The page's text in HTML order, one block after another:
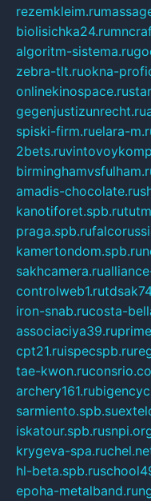
rezemkleim.ru
biolisichka24.ru
algoritm-sistema.ru
zebra-tlt.ruokna-
onlinekinospace.ru
gegenjustizunrecht.ru
spiski-firm.ruelara-
2bets.ru
amadis-chocolate.ru
kanotiforet.spb.ru
praga.spb.ru
kamertondom.spb.ru
sakhcamera.ru
controlweb1.ru
iron-snab.rucosta-
associaciya39.ru
cpt21.ruispecspb.ru
tae-kwon.ru
archery161.ru
sarmiento.spb.su
iskatour.spb.ru
krygeva-spa.ru
hl-beta.spb.ru
epoha-metalband.ru